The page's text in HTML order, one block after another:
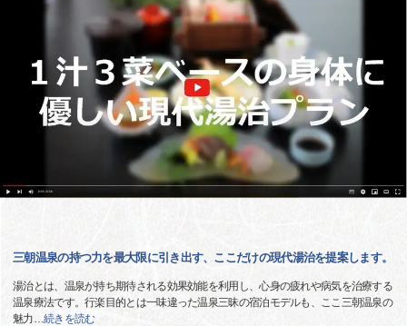
三朝温泉の持つ力を最大限に引き出す、ここだけの現代湯治を提案します。
湯治とは、温泉が持ち期待される効果効能を利用し、心身の疲れや病気を治療する
温泉療法です。行楽目的とは一味違った温泉三昧の宿泊モデルも、ここ三朝温泉の
魅力…続きを読む